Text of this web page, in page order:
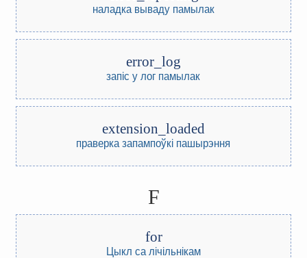
наладка вываду памылак
error_log
запіс у лог памылак
extension_loaded
праверка запампоўкі пашырэння
F
for
Цыкл са лічільнікам